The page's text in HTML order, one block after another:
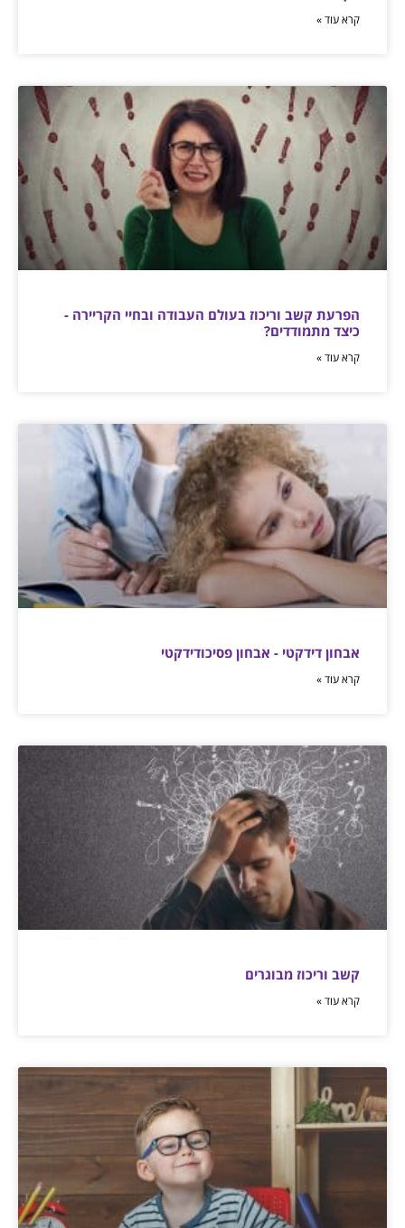
קרא עוד »
הפרעת קשב וריכוז בעולם העבודה ובחיי הקריירה -
כיצד מתמודדים?
קרא עוד »
אבחון דידקטי - אבחון פסיכודידקטי
קרא עוד »
קשב וריכוז מבוגרים
קרא עוד »